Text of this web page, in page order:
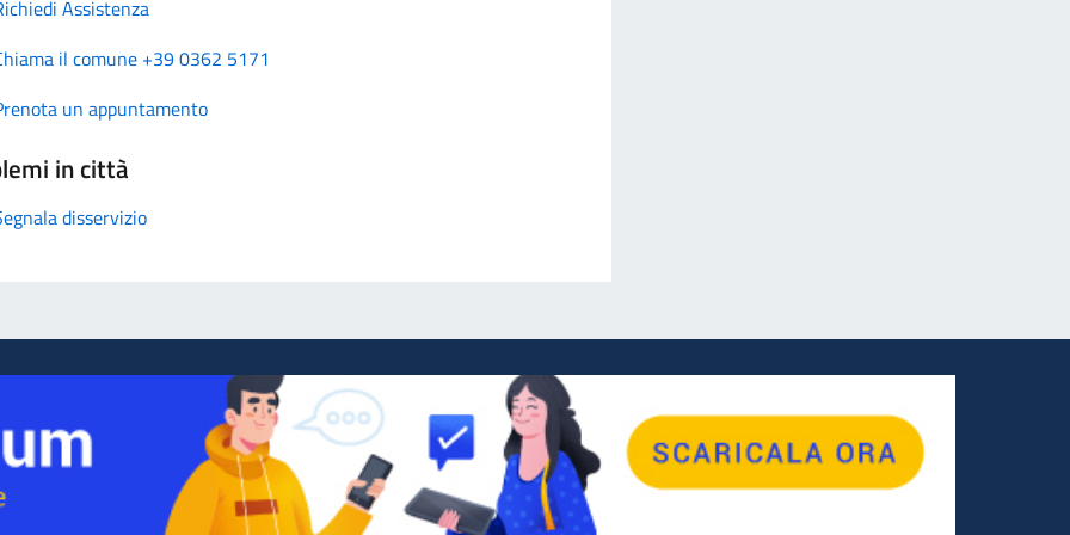
Assistenza
il comune +39 0362 5171
un appuntamento
in città
disservizio